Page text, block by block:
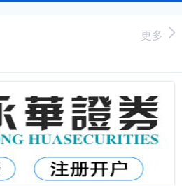
更多